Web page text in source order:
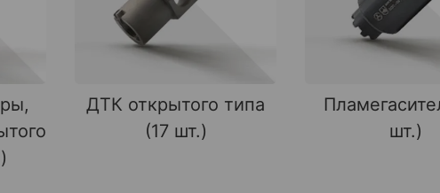
ДТК открытого типа
(17 шт.)
шт.)